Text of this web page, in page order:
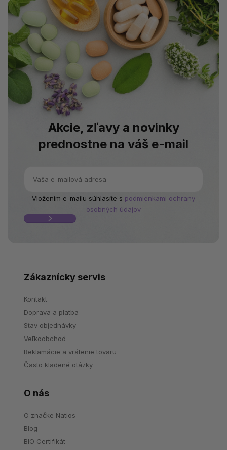
Akcie, zľavy a novinky
prednostne na váš e-mail
Vložením e-mailu súhlasíte s podmienkami ochrany
osobných údajov
Zákaznícky servis
Kontakt
Doprava a platba
Stav objednávky
Veľkoobchod
Reklamácie a vrátenie tovaru
Často kladené otázky
O nás
O značke Natios
Blog
BIO Certifikát